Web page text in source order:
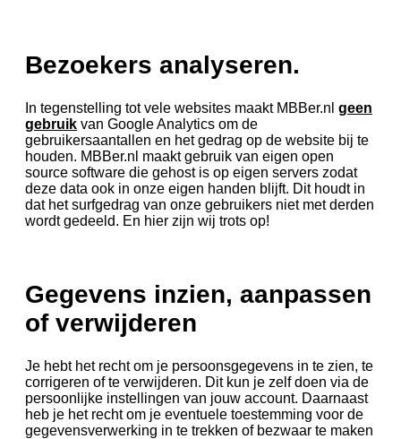
Bezoekers analyseren.
In tegenstelling tot vele websites maakt MBBer.nl geen
gebruik van Google Analytics om de
gebruikersaantallen en het gedrag op de website bij te
houden. MBBer.nl maakt gebruik van eigen open
source software die gehost is op eigen servers zodat
deze data ook in onze eigen handen blijft. Dit houdt in
dat het surfgedrag van onze gebruikers niet met derden
wordt gedeeld. En hier zijn wij trots op!
Gegevens inzien, aanpassen
of verwijderen
Je hebt het recht om je persoonsgegevens in te zien, te
corrigeren of te verwijderen. Dit kun je zelf doen via de
persoonlijke instellingen van jouw account. Daarnaast
heb je het recht om je eventuele toestemming voor de
gegevensverwerking in te trekken of bezwaar te maken